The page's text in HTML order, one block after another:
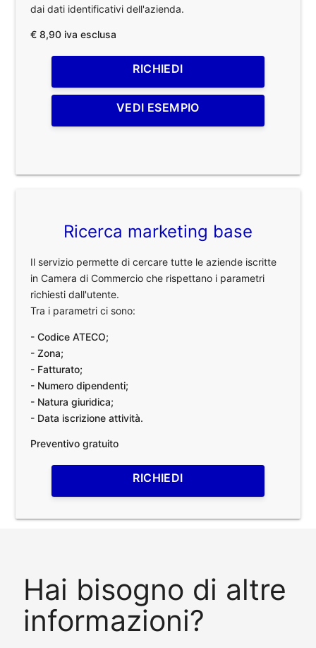
dai dati identificativi dell'azienda.
€ 8,90 iva esclusa
RICHIEDI
VEDI ESEMPIO
Ricerca marketing base
Il servizio permette di cercare tutte le aziende iscritte
in Camera di Commercio che rispettano i parametri
richiesti dall'utente.
Tra i parametri ci sono:
- Codice ATECO;
- Zona;
- Fatturato;
- Numero dipendenti;
- Natura giuridica;
- Data iscrizione attività.
Preventivo gratuito
RICHIEDI
Hai bisogno di altre
informazioni?